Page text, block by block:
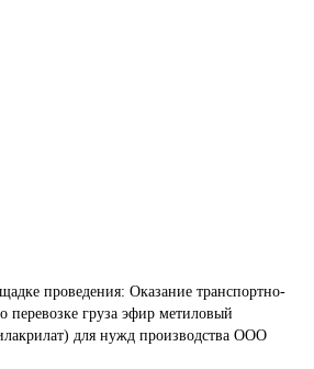
проведения: Оказание транспортно-
перевозке груза эфир метиловый
для нужд производства ООО